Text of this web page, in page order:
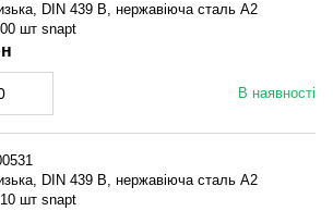
DIN 439 B, нержавіюча сталь A2
шт snapt
В наявності
DIN 439 B, нержавіюча сталь A2
шт snapt